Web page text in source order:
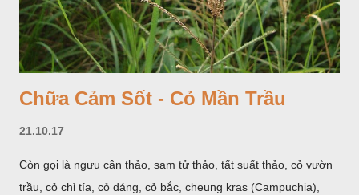
Chữa Cảm Sốt - Cỏ Mần Trầu
21.10.17
Còn gọi là ngưu cân thảo, sam tử thảo, tất suất thảo, cỏ vườn
trầu, cỏ chỉ tía, cỏ dáng, cỏ bắc, cheung kras (Campuchia),